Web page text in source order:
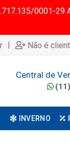
0001-29
| Não é
Central de
INVERNO